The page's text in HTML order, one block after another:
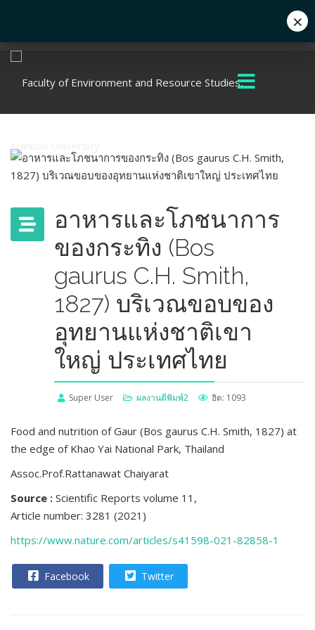
อาหารและโภชนาการ
ของกระทิง (Bos
gaurus C.H. Smith,
1827) บริเวณขอบของ
อุทยานแห่งชาติเขา
ใหญ่ ประเทศไทย
Super User ผลงานตีพิมพ์2 ฮิต: 1093
Food and nutrition of Gaur (Bos gaurus C.H. Smith, 1827) at
the edge of Khao Yai National Park, Thailand
Assoc.Prof.Rattanawat Chaiyarat
Source : Scientific Reports volume 11,
Article number: 3281 (2021)
https://www.nature.com/articles/s41598-021-82858-1
Facebook Twitter
×